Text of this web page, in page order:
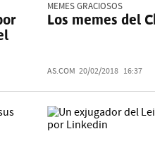
MEMES GRACIOSOS
Los memes del
AS.COM 20/02/2018 16:37